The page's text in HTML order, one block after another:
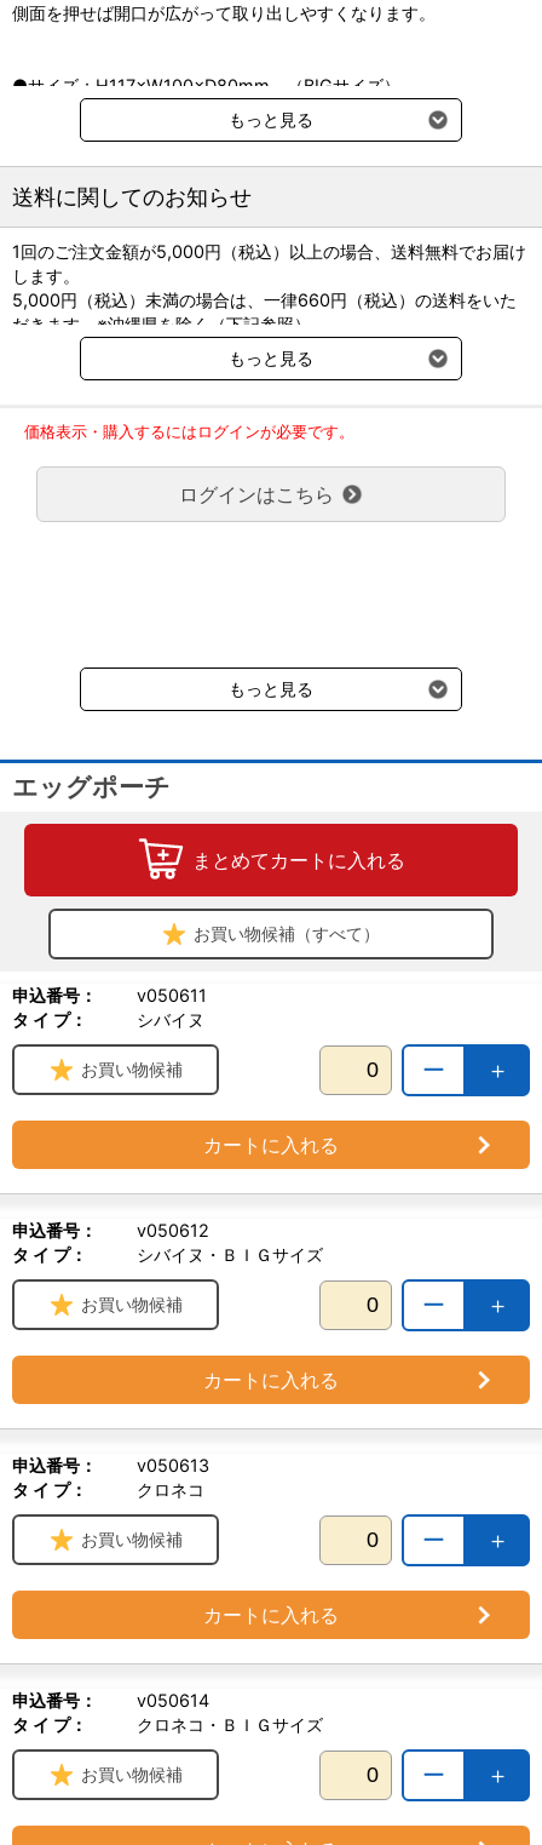
側面を押せば開口が広がって取り出しやすくなります。
●サイズ：H117×W100×D80mm、（BIGサイズ）
H140×W120×D96mm
（どうぶつの耳の形状によってサイズは若干異なります）
もっと見る
送料に関してのお知らせ
1回のご注文金額が5,000円（税込）以上の場合、送料無料でお届け
します。
5,000円（税込）未満の場合は、一律660円（税込）の送料をいた
だきます。※沖縄県を除く（下記参照）
※2017年11月14日（火）より沖縄県へのお届けにつきましては、1
回のご注文金額（税込）が、30,000円以上で配送無料となります。
ご了承のほどよろしくお願い致します。
弊社都合でお届けが２回以上に分かれる場合の送料負担は、１回分
のみで新たな送料は発生しません。
大型商品送料が必要な商品をご注文の場合は、大型商品送料のみご
負担頂きます。
受けます。
もっと見る
価格表示・購入するにはログインが必要です。
ログインはこちら
もっと見る
エッグポーチ
まとめてカートに入れる
お買い物候補（すべて）
申込番号：
v050611
タ イ プ：
シバイヌ
＋
ー
お買い物候補
カートに入れる
申込番号：
v050612
タ イ プ：
シバイヌ・ＢＩＧサイズ
＋
ー
お買い物候補
カートに入れる
申込番号：
v050613
タ イ プ：
クロネコ
＋
ー
お買い物候補
カートに入れる
申込番号：
v050614
タ イ プ：
クロネコ・ＢＩＧサイズ
＋
ー
お買い物候補